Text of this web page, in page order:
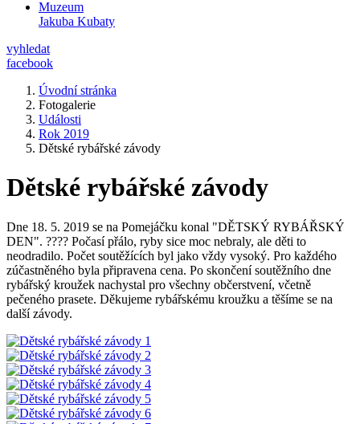
Muzeum
Jakuba Kubaty
vyhledat
facebook
Úvodní stránka
Fotogalerie
Události
Rok 2019
Dětské rybářské závody
Dětské rybářské závody
Dne 18. 5. 2019 se na Pomejáčku konal "DĚTSKÝ RYBÁŘSKÝ
DEN". ???? Počasí přálo, ryby sice moc nebraly, ale děti to
neodradilo. Počet soutěžících byl jako vždy vysoký. Pro každého
zúčastněného byla připravena cena. Po skončení soutěžního dne
rybářský kroužek nachystal pro všechny občerstvení, včetně
pečeného prasete. Děkujeme rybářskému kroužku a těšíme se na
další závody.